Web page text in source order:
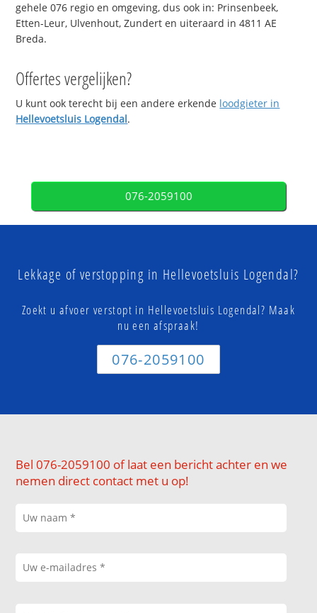
gehele 076 regio en omgeving, dus ook in: Prinsenbeek,
Etten-Leur, Ulvenhout, Zundert en uiteraard in 4811 AE
Breda.
Offertes vergelijken?
U kunt ook terecht bij een andere erkende loodgieter in
Hellevoetsluis Logendal.
076-2059100
Lekkage of verstopping in Hellevoetsluis Logendal?
Zoekt u afvoer verstopt in Hellevoetsluis Logendal? Maak
nu een afspraak!
076-2059100
Bel 076-2059100 of laat een bericht achter en we
nemen direct contact met u op!